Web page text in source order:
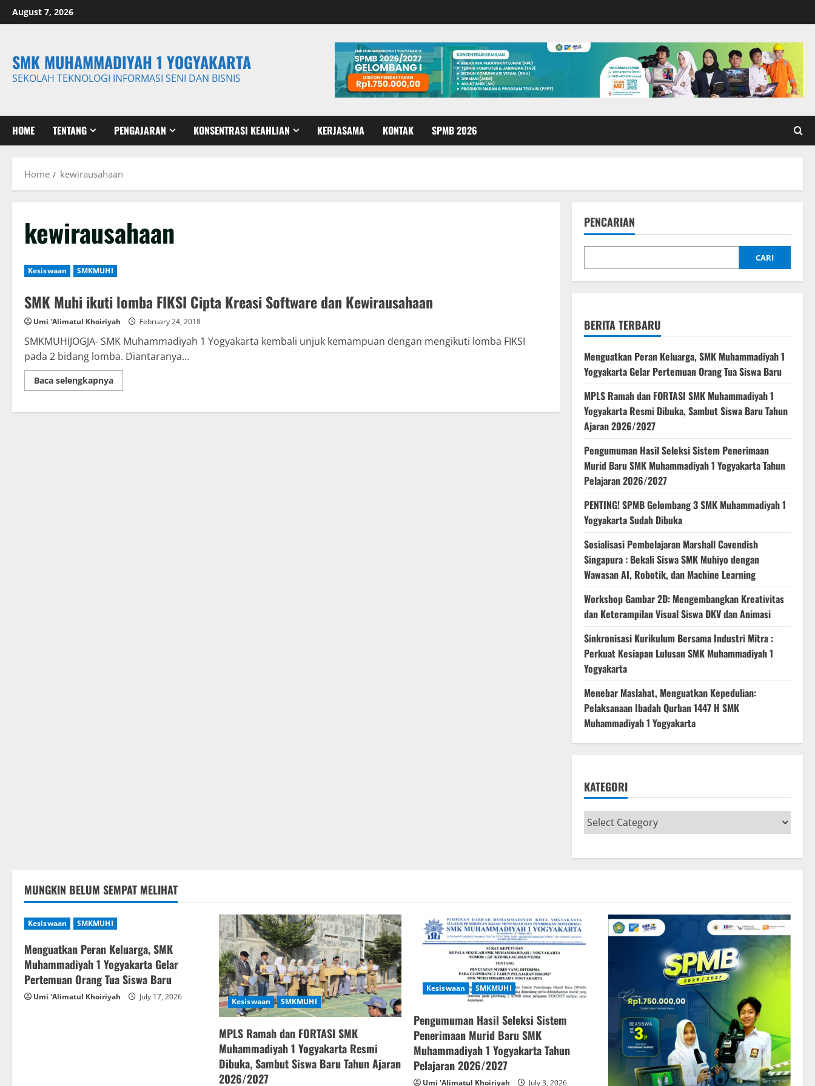
Skip
to
August 7, 2026
SMK MUHAMMADIYAH 1 YOGYAKARTA
SEKOLAH TEKNOLOGI INFORMASI SENI DAN BISNIS
HOME TENTANG PENGAJARAN KONSENTRASI KEAHLIAN KERJASAMA KONTAK SPMB 2026
Home kewirausahaan
kewirausahaan
Kesiswaan SMKMUHI
SMK Muhi ikuti lomba FIKSI Cipta Kreasi Software dan Kewirausahaan
Umi 'Alimatul Khoiriyah February 24, 2018
SMKMUHIJOGJA- SMK Muhammadiyah 1 Yogyakarta kembali unjuk kemampuan dengan mengikuti lomba FIKSI
pada 2 bidang lomba. Diantaranya...
Baca selengkapnyaRead
more
Muhi
PENCARIAN
CARI
BERITA TERBARU
Menguatkan Peran Keluarga, SMK Muhammadiyah 1
Yogyakarta Gelar Pertemuan Orang Tua Siswa Baru
MPLS Ramah dan FORTASI SMK Muhammadiyah 1
Yogyakarta Resmi Dibuka, Sambut Siswa Baru Tahun
Ajaran 2026/2027
Pengumuman Hasil Seleksi Sistem Penerimaan
Murid Baru SMK Muhammadiyah 1 Yogyakarta Tahun
Pelajaran 2026/2027
PENTING! SPMB Gelombang 3 SMK Muhammadiyah 1
Yogyakarta Sudah Dibuka
Sosialisasi Pembelajaran Marshall Cavendish
Singapura : Bekali Siswa SMK Muhiyo dengan
Wawasan AI, Robotik, dan Machine Learning
Workshop Gambar 2D: Mengembangkan Kreativitas
dan Keterampilan Visual Siswa DKV dan Animasi
Sinkronisasi Kurikulum Bersama Industri Mitra :
Perkuat Kesiapan Lulusan SMK Muhammadiyah 1
Yogyakarta
Menebar Maslahat, Menguatkan Kepedulian:
Pelaksanaan Ibadah Qurban 1447 H SMK
Muhammadiyah 1 Yogyakarta
KATEGORI
MUNGKIN BELUM SEMPAT MELIHAT
Kesiswaan SMKMUHI
Menguatkan Peran Keluarga, SMK
Muhammadiyah 1 Yogyakarta Gelar
Pertemuan Orang Tua Siswa Baru
Umi 'Alimatul Khoiriyah July 17, 2026 Kesiswaan SMKMUHI
MPLS Ramah dan FORTASI SMK
Muhammadiyah 1 Yogyakarta Resmi
Dibuka, Sambut Siswa Baru Tahun Ajaran
2026/2027
Kesiswaan SMKMUHI
Pengumuman Hasil Seleksi Sistem
Penerimaan Murid Baru SMK
Muhammadiyah 1 Yogyakarta Tahun
Pelajaran 2026/2027
Umi 'Alimatul Khoiriyah July 3, 2026